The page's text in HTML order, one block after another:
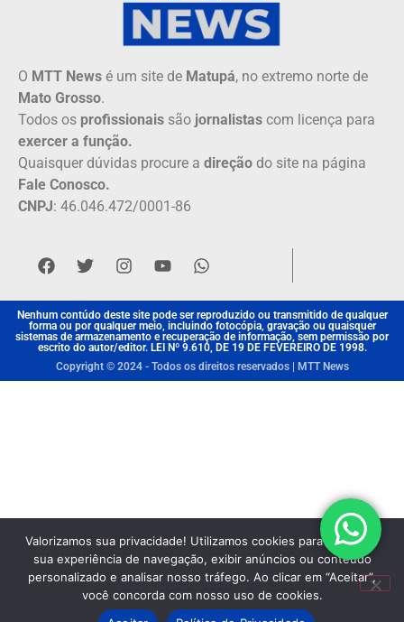
O MTT News é um site de Matupá, no extremo norte de
Mato Grosso.
Todos os profissionais são jornalistas com licença para
exercer a função.
Quaisquer dúvidas procure a direção do site na página
Fale Conosco.
CNPJ: 46.046.472/0001-86
Nenhum contúdo deste site pode ser reproduzido ou transmitido de qualquer
forma ou por qualquer meio, incluindo fotocópia, gravação ou quaisquer
sistemas de armazenamento e recuperação de informação, sem permissão por
escrito do autor/editor. LEI Nº 9.610, DE 19 DE FEVEREIRO DE 1998.
Copyright © 2024 - Todos os direitos reservados | MTT News
Valorizamos sua privacidade! Utilizamos cookies para aprimorar
sua experiência de navegação, exibir anúncios ou conteúdo
personalizado e analisar nosso tráfego. Ao clicar em “Aceitar”,
você concorda com nosso uso de cookies.